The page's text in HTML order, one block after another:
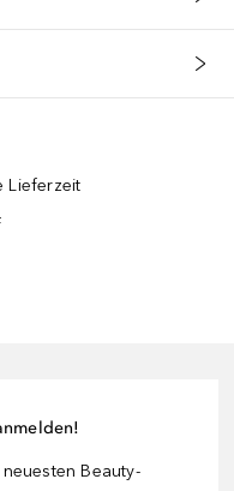
Lieferzeit
Beauty-